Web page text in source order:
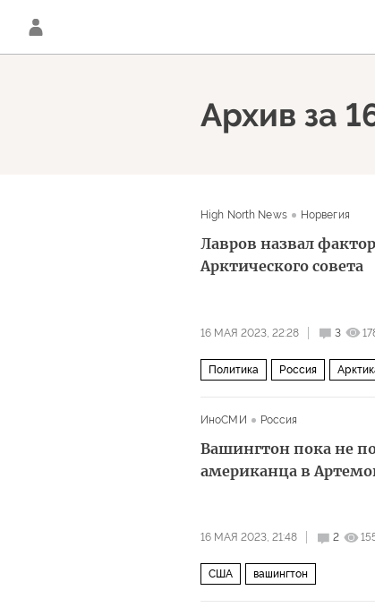
Архив за
High North News Норвегия
Лавров назвал
Арктического совета
16 МАЯ 2023, 22:28 3
Политика Россия
ИноСМИ
Россия
Вашингтон пока не
американца в
16 МАЯ 2023, 21:48 2
США вашингтон